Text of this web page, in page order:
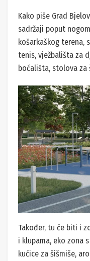
Kako piše Grad
sadržaji poput
košarkaškog terena,
tenis, vježbališta za
boćališta, stolova za
Također, tu će biti i
i klupama, eko zona
kućice za šišmiše,